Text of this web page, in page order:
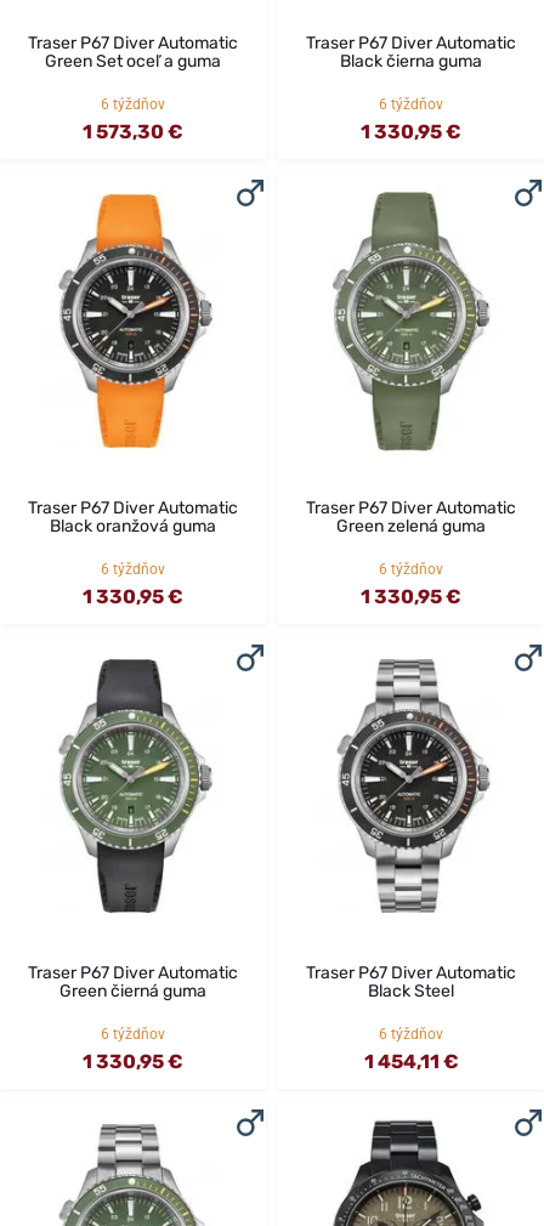
Traser P67 Diver Automatic
Green Set oceľ a guma
6 týždňov
1 573,30 €
Traser P67 Diver Automatic
Black čierna guma
6 týždňov
1 330,95 €
Traser P67 Diver Automatic
Black oranžová guma
6 týždňov
1 330,95 €
Traser P67 Diver Automatic
Green zelená guma
6 týždňov
1 330,95 €
Traser P67 Diver Automatic
Green čierná guma
6 týždňov
1 330,95 €
Traser P67 Diver Automatic
Black Steel
6 týždňov
1 454,11 €